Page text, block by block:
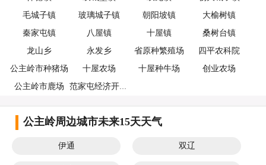
毛城子镇
玻璃城子镇 朝阳坡镇
大榆树镇
秦家屯镇
八屋镇 十屋镇
桑树台镇
龙山乡
永发乡 省原种繁殖场
四平农科院
公主岭市种猪场
十屋农场 十屋种牛场
创业农场
公主岭市鹿场
范家屯经济开发区
公主岭周边城市未来15天天气
伊通 双辽